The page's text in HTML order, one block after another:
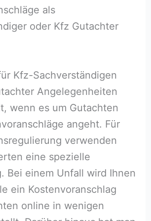
als
oder Kfz Gutachter
Kfz-Sachverständigen
Angelegenheiten
wenn es um Gutachten
angeht. Für
verwenden
eine spezielle
Bei einem Unfall wird Ihnen
ein Kostenvoranschlag
online in wenigen